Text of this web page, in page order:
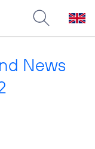
News